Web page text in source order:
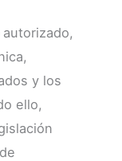
y los
ello,